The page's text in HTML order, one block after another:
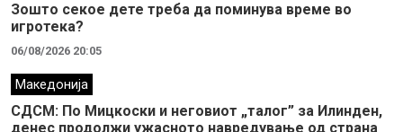
Зошто секое дете треба да поминува време во
игротека?
06/08/2026 20:05
Македонија
СДСМ: По Мицкоски и неговиот „талог” за Илинден,
денес продолжи ужасното навредување од страна